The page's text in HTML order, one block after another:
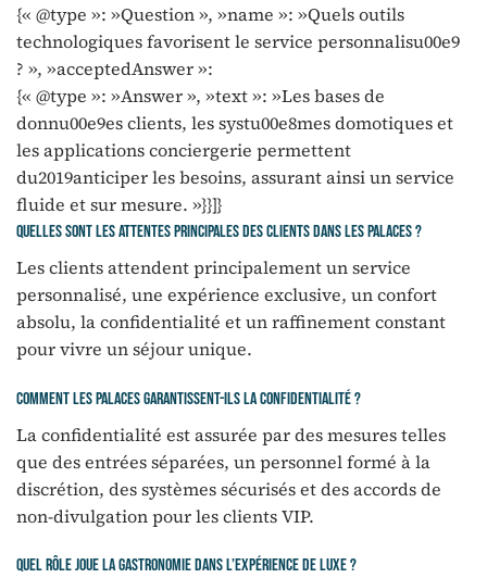
{« @type »: »Question », »name »: »Quels outils
technologiques favorisent le service personnalisu00e9
? », »acceptedAnswer »:
{« @type »: »Answer », »text »: »Les bases de
donnu00e9es clients, les systu00e8mes domotiques et
les applications conciergerie permettent
du2019anticiper les besoins, assurant ainsi un service
fluide et sur mesure. »}}]}
Quelles sont les attentes principales des clients dans les palaces ?
Les clients attendent principalement un service
personnalisé, une expérience exclusive, un confort
absolu, la confidentialité et un raffinement constant
pour vivre un séjour unique.
Comment les palaces garantissent-ils la confidentialité ?
La confidentialité est assurée par des mesures telles
que des entrées séparées, un personnel formé à la
discrétion, des systèmes sécurisés et des accords de
non-divulgation pour les clients VIP.
Quel rôle joue la gastronomie dans l’expérience de luxe ?